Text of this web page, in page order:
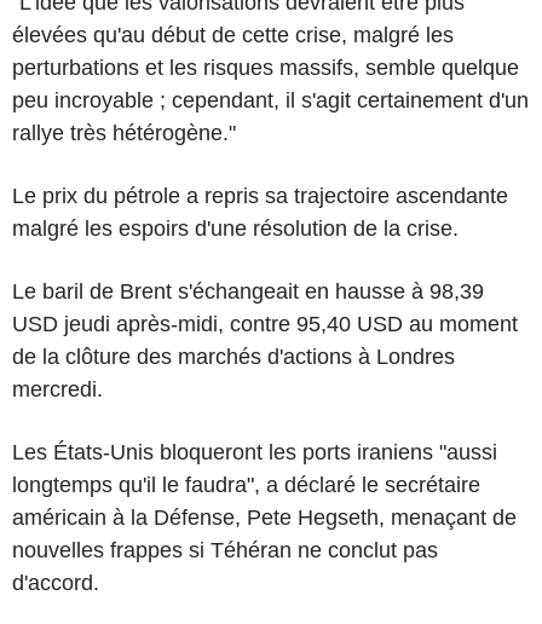
élevées qu'au début de cette crise, malgré les
perturbations et les risques massifs, semble quelque
peu incroyable ; cependant, il s'agit certainement d'un
rallye très hétérogène."
Le prix du pétrole a repris sa trajectoire ascendante
malgré les espoirs d'une résolution de la crise.
Le baril de Brent s'échangeait en hausse à 98,39
USD jeudi après-midi, contre 95,40 USD au moment
de la clôture des marchés d'actions à Londres
mercredi.
Les États-Unis bloqueront les ports iraniens "aussi
longtemps qu'il le faudra", a déclaré le secrétaire
américain à la Défense, Pete Hegseth, menaçant de
nouvelles frappes si Téhéran ne conclut pas
d'accord.